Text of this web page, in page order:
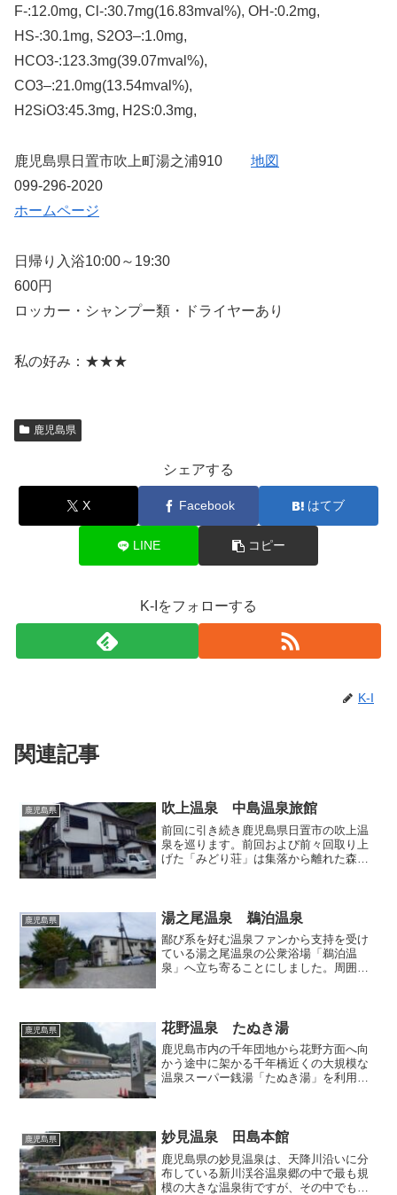
F-:12.0mg, Cl-:30.7mg(16.83mval%), OH-:0.2mg,
HS-:30.1mg, S2O3–:1.0mg,
HCO3-:123.3mg(39.07mval%),
CO3–:21.0mg(13.54mval%),
H2SiO3:45.3mg, H2S:0.3mg,
鹿児島県日置市吹上町湯之浦910 地図
099-296-2020
ホームページ
日帰り入浴10:00～19:30
600円
ロッカー・シャンプー類・ドライヤーあり
私の好み：★★★
鹿児島県
シェアする
X Facebook はてブ
LINE コピー
K-Iをフォローする
K-I
関連記事
鹿児島県 吹上温泉 中島温泉旅館
前回に引き続き鹿児島県日置市の吹上温
泉を巡ります。前回および前々回取り上
げた「みどり荘」は集落から離れた森の
溶け込むように佇んでおり...
鹿児島県 湯之尾温泉 鵜泊温泉
鄙び系を好む温泉ファンから支持を受け
ている湯之尾温泉の公衆浴場「鵜泊温
泉」へ立ち寄ることにしました。周囲に
していたところ、集落を２周...
鹿児島県 花野温泉 たぬき湯
鹿児島市内の千年団地から花野方面へ向
かう途中に架かる千年橋近くの大規模な
温泉スーパー銭湯「たぬき湯」を利用し
っている時、目の前に「た...
鹿児島県 妙見温泉 田島本館
鹿児島県の妙見温泉は、天降川沿いに分
布している新川渓谷温泉郷の中で最も規
模の大きな温泉街ですが、その中でも川